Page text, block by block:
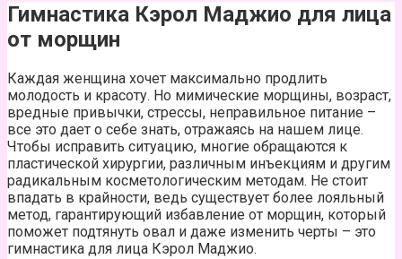
Гимнастика Кэрол Маджио для лица
от морщин
Каждая женщина хочет максимально продлить
молодость и красоту. Но мимические морщины, возраст,
вредные привычки, стрессы, неправильное питание –
все это дает о себе знать, отражаясь на нашем лице.
Чтобы исправить ситуацию, многие обращаются к
пластической хирургии, различным инъекциям и другим
радикальным косметологическим методам. Не стоит
впадать в крайности, ведь существует более лояльный
метод, гарантирующий избавление от морщин, который
поможет подтянуть овал и даже изменить черты – это
гимнастика для лица Кэрол Маджио.